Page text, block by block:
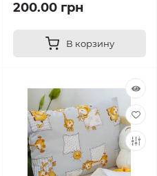
200.00 грн
В корзину